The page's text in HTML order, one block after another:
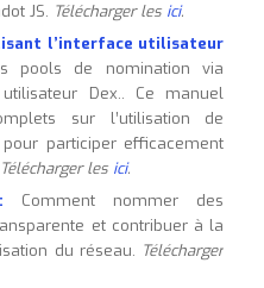
JS. Télécharger les ici.
l’interface utilisateur
pools de nomination via
Dex.. Ce manuel
sur l’utilisation de
participer efficacement
Télécharger les ici.
Comment nommer des
et contribuer à la
du réseau. Télécharger